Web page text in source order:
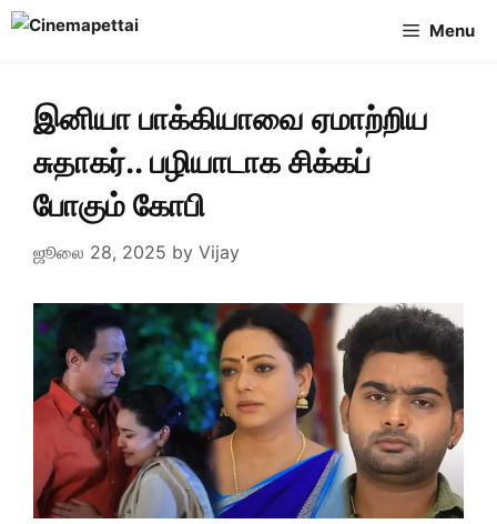
Skip
Menu
இனியா பாக்கியாவை ஏமாற்றிய
சுதாகர்.. பழியாடாக சிக்கப்
போகும் கோபி
ஜூலை 28, 2025 by Vijay